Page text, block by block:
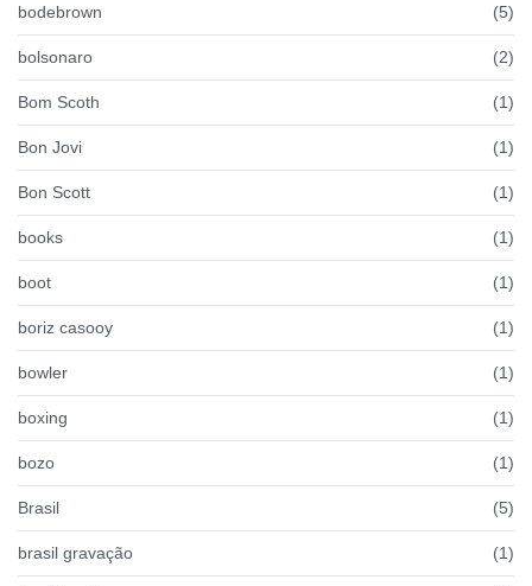
bodebrown (5)
bolsonaro (2)
Bom Scoth (1)
Bon Jovi (1)
Bon Scott (1)
books (1)
boot (1)
boriz casooy (1)
bowler (1)
boxing (1)
bozo (1)
Brasil (5)
brasil gravação (1)